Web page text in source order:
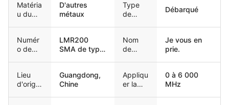
Matéria
u du
D'autres
métaux
Type
de
Débarqué
Numér
o de
LMR200
SMA de type
Nom
de
Je vous en
prie.
Lieu
d'origin
Guangdong,
Chine
Appliqu
er la
0 à 6 000
MHz